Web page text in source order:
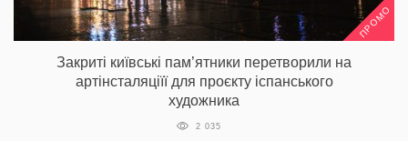
ПРОМО
Закриті київські пам’ятники перетворили на
артінсталяціїї для проєкту іспанського
художника
2 035